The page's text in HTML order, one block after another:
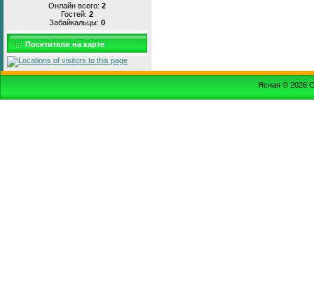
Онлайн всего: 2
Гостей: 2
Забайкальцы: 0
Посетители на карте
Ясная © 2026